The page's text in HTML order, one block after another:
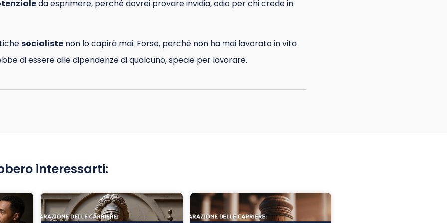
da esprimere, perché dovrei provare invidia, odio per chi crede in
socialiste non lo capirà mai. Forse, perché non ha mai lavorato in vita
di essere alle dipendenze di qualcuno, specie per lavorare.
interessarti: